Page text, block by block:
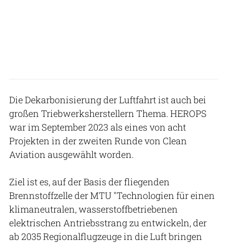
Die Dekarbonisierung der Luftfahrt ist auch bei
großen Triebwerksherstellern Thema. HEROPS
war im September 2023 als eines von acht
Projekten in der zweiten Runde von Clean
Aviation ausgewählt worden.
Ziel ist es, auf der Basis der fliegenden
Brennstoffzelle der MTU "Technologien für einen
klimaneutralen, wasserstoffbetriebenen
elektrischen Antriebsstrang zu entwickeln, der
ab 2035 Regionalflugzeuge in die Luft bringen